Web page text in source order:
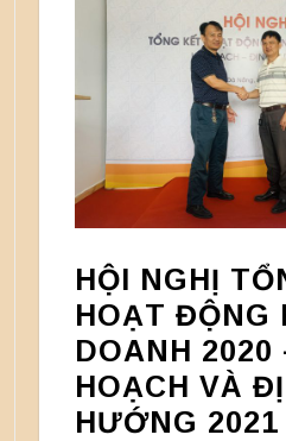
HỘI NGHỊ
HOẠT ĐỘNG
DOANH 2020
HOẠCH VÀ
HƯỚNG 2021